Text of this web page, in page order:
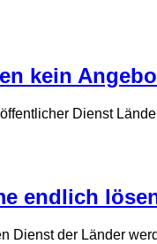
kein
Dienst
endlich
Dienst der Länder